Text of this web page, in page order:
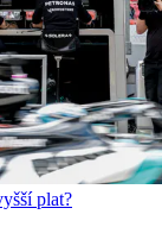
plat?